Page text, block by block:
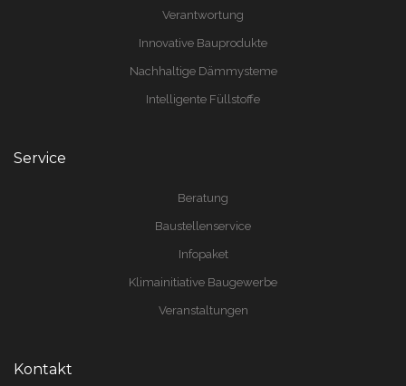
Verantwortung
Innovative Bauprodukte
Nachhaltige Dämmysteme
Intelligente Füllstoffe
Service
Beratung
Baustellenservice
Infopaket
Klimainitiative Baugewerbe
Veranstaltungen
Kontakt